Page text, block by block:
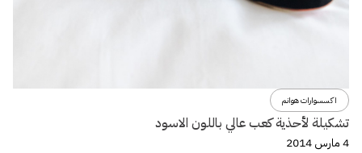
اكسسوارات هوانم
تشكيلة لأحذية كعب عالي باللون الاسود
4 مارس 2014